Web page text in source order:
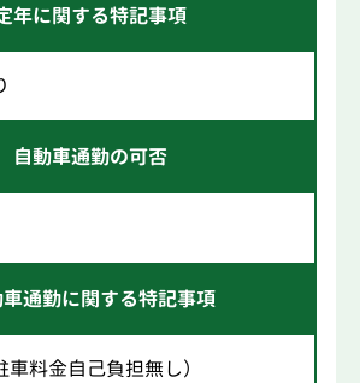
年に関する特記事項
自動車通勤の可否
車通勤に関する特記事項
料金自己負担無し）